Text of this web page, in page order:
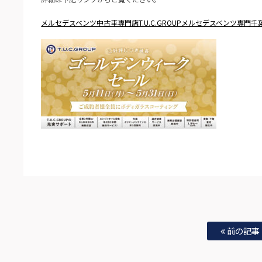
メルセデスベンツ中古車専門店T.U.C.GROUPメルセデスベンツ専門千
前の記事